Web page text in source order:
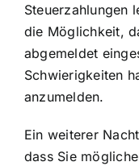
Steuerzahlungen
die Möglichkeit,
abgemeldet
Schwierigkeiten
anzumelden.
Ein weiterer
dass Sie